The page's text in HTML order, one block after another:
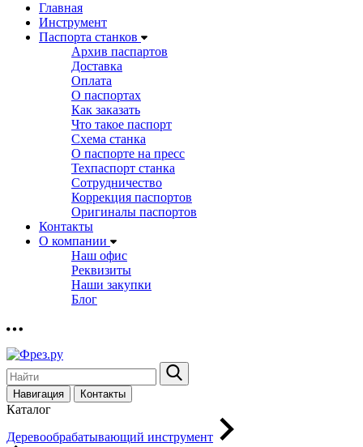
Главная
Инструмент
Паспорта станков
Архив паспартов
Доставка
Оплата
О паспортах
Как заказать
Что такое паспорт
Схема станка
О паспорте на пресс
Техпаспорт станка
Сотрудничество
Коррекция паспортов
Оригиналы паспортов
Контакты
О компании
Наш офис
Реквизиты
Наши закупки
Блог
Навигация Контакты
Каталог
Деревообрабатывающий инструмент